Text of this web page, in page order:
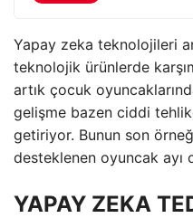
Yapay zeka teknolojileri
teknolojik ürünlerde
artık çocuk
gelişme bazen ciddi
getiriyor. Bunun son
desteklenen oyuncak ayı
YAPAY ZEKA